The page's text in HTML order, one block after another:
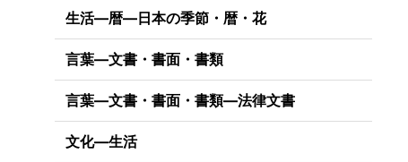
生活―暦―日本の季節・暦・花
言葉―文書・書面・書類
言葉―文書・書面・書類―法律文書
文化―生活